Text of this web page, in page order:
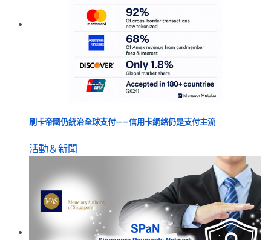
刷卡帝國仍統治全球支付——信用卡網絡仍是支付主流
活動＆新聞